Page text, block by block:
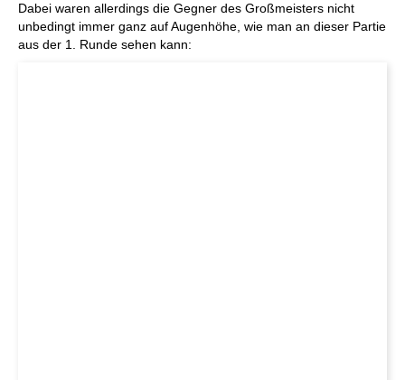
Dabei waren allerdings die Gegner des Großmeisters nicht
unbedingt immer ganz auf Augenhöhe, wie man an dieser Partie
aus der 1. Runde sehen kann: